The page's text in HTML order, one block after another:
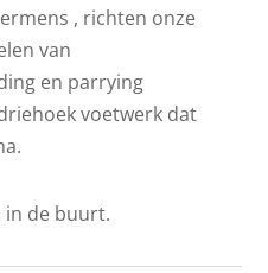
, richten onze
van
en parrying
voetwerk dat
in de buurt.